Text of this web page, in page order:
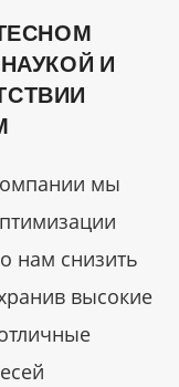
И
мы
нам снизить
высокие